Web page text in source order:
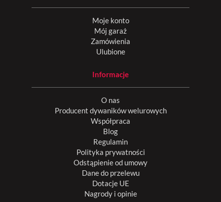
Moje konto
Mój garaż
Zamówienia
Ulubione
Informacje
O nas
Producent dywaników welurowych
Współpraca
Blog
Regulamin
Polityka prywatności
Odstąpienie od umowy
Dane do przelewu
Dotacje UE
Nagrody i opinie